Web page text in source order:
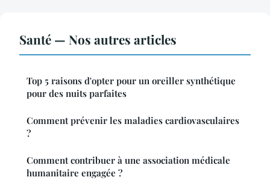
Santé — Nos autres articles
Top 5 raisons d'opter pour un oreiller synthétique
pour des nuits parfaites
Comment prévenir les maladies cardiovasculaires
?
Comment contribuer à une association médicale
humanitaire engagée ?